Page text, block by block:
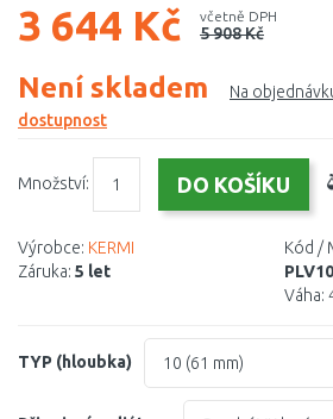
3 644 Kč včetně DPH
5 908 Kč
Není skladem Na
dostupnost
Množství:
Výrobce: KERMI
Záruka: 5 let
Kód /
Váha:
TYP (hloubka) 10 (61 mm)